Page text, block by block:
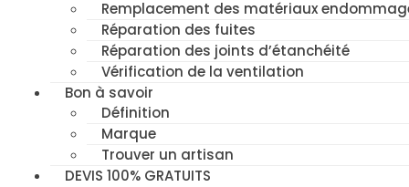
Remplacement des matériaux
Réparation des fuites
Réparation des joints d’étanchéité
Vérification de la ventilation
Bon à savoir
Définition
Marque
Trouver un artisan
DEVIS 100% GRATUITS